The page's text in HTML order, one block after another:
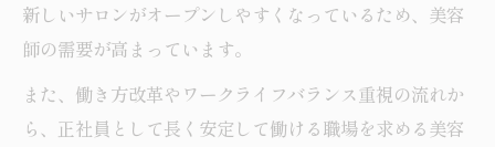
未経験歓迎の美容師求人が東中野で豊富な
理由
東中野で美容師としてデビューするメリッ
ト
新しいサロンがオープンしやすくなっているため、美容
師の需要が高まっています。
また、働き方改革やワークライフバランス重視の流れか
ら、正社員として長く安定して働ける職場を求める美容